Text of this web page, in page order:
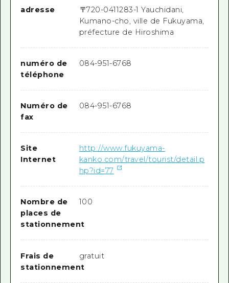
adresse 〒720-0411283-1 Yauchidani,
Kumano-cho, ville de Fukuyama,
préfecture de Hiroshima
numéro de
téléphone
084-951-6768
Numéro de
fax
084-951-6768
Site
Internet
http://www.fukuyama-
kanko.com/travel/tourist/detail.p
hp?id=77
Nombre de
places de
stationnement
100
Frais de
stationnement
gratuit